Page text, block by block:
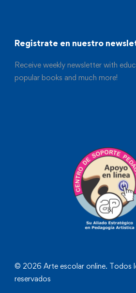
Registrate en nuestro
Receive weekly newsletter with
popular books and much more!
© 2026 Arte escolar online. Todos
reservados